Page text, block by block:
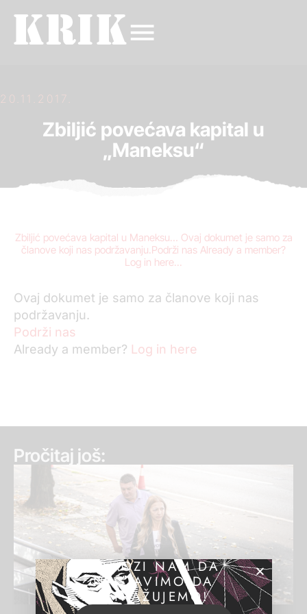
20.11.2017.
Zbiljić povećava kapital u
„Maneksu“
Zbiljić povećava kapital u Maneksu… Ovaj dokumet je samo za
članove koji nas podržavanju.Podrži nas Already a member?
Log in here...
Ovaj dokumet je samo za članove koji nas
podržavanju.
Podrži nas
Already a member? Log in here
Pročitaj još:
POMOZI NAM DA
NASTAVIMO DA
ISTRAŽUJEMO!